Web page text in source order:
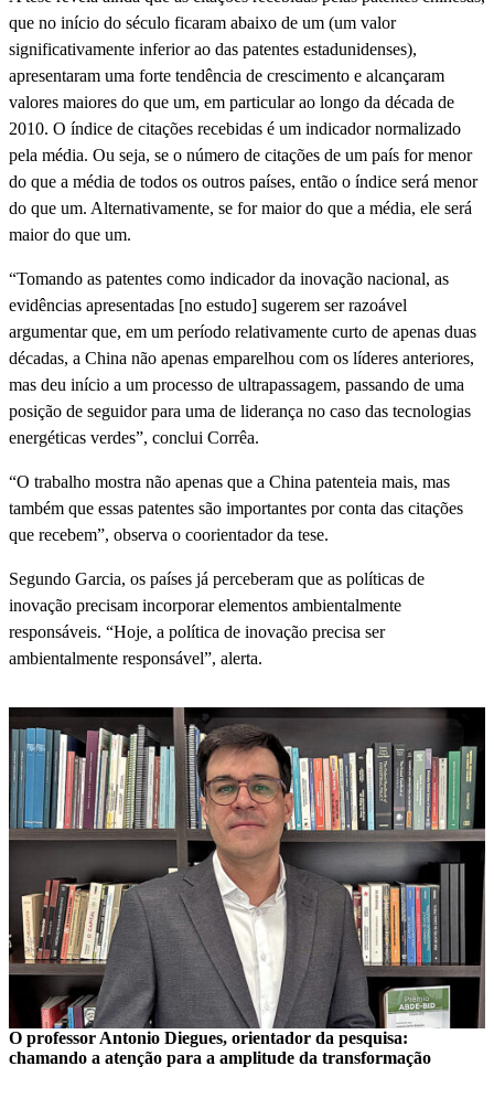
que no início do século ficaram abaixo de um (um valor
significativamente inferior ao das patentes estadunidenses),
apresentaram uma forte tendência de crescimento e alcançaram
valores maiores do que um, em particular ao longo da década de
2010. O índice de citações recebidas é um indicador normalizado
pela média. Ou seja, se o número de citações de um país for menor
do que a média de todos os outros países, então o índice será menor
do que um. Alternativamente, se for maior do que a média, ele será
maior do que um.
“Tomando as patentes como indicador da inovação nacional, as
evidências apresentadas [no estudo] sugerem ser razoável
argumentar que, em um período relativamente curto de apenas duas
décadas, a China não apenas emparelhou com os líderes anteriores,
mas deu início a um processo de ultrapassagem, passando de uma
posição de seguidor para uma de liderança no caso das tecnologias
energéticas verdes”, conclui Corrêa.
“O trabalho mostra não apenas que a China patenteia mais, mas
também que essas patentes são importantes por conta das citações
que recebem”, observa o coorientador da tese.
Segundo Garcia, os países já perceberam que as políticas de
inovação precisam incorporar elementos ambientalmente
responsáveis. “Hoje, a política de inovação precisa ser
ambientalmente responsável”, alerta.
O professor Antonio Diegues, orientador da pesquisa:
chamando a atenção para a amplitude da transformação